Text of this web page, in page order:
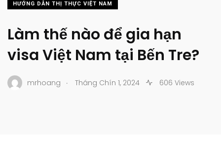
HƯỚNG DẪN THỊ THỰC VIỆT NAM
Làm thế nào để gia hạn
visa Việt Nam tại Bến Tre?
mrhoang . Tháng Chín 1, 2024 606 Views